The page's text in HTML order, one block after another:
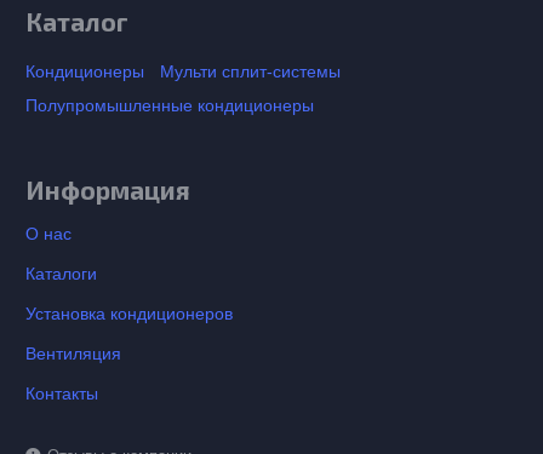
Каталог
Кондиционеры
Мульти сплит-системы
Полупромышленные кондиционеры
Информация
О нас
Каталоги
Установка кондиционеров
Вентиляция
Контакты